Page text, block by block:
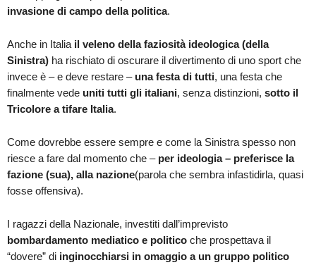
invasione di campo della politica.
Anche in Italia il veleno della faziosità ideologica (della
Sinistra) ha rischiato di oscurare il divertimento di uno sport che
invece è – e deve restare – una festa di tutti, una festa che
finalmente vede uniti tutti gli italiani, senza distinzioni, sotto il
Tricolore a tifare Italia.
Come dovrebbe essere sempre e come la Sinistra spesso non
riesce a fare dal momento che – per ideologia – preferisce la
fazione (sua), alla nazione(parola che sembra infastidirla, quasi
fosse offensiva).
I ragazzi della Nazionale, investiti dall’imprevisto
bombardamento mediatico e politico che prospettava il
“dovere” di inginocchiarsi in omaggio a un gruppo politico